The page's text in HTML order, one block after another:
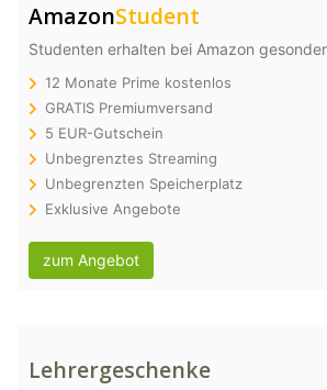
AmazonStudent
Studenten erhalten bei Amazon
12 Monate Prime kostenlos
GRATIS Premiumversand
5 EUR-Gutschein
Unbegrenztes Streaming
Unbegrenzten Speicherplatz
Exklusive Angebote
zum Angebot
Lehrergeschenke